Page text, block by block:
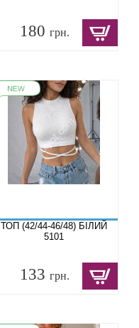
180грн.
ТОП (42/44-46/48) БІЛИЙ
5101
133грн.